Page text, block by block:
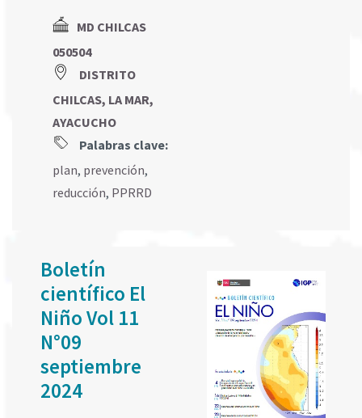
MD CHILCAS
050504
DISTRITO
CHILCAS, LA MAR,
AYACUCHO
Palabras clave:
plan, prevención,
reducción, PPRRD
Boletín
científico El
Niño Vol 11
N°09
septiembre
2024